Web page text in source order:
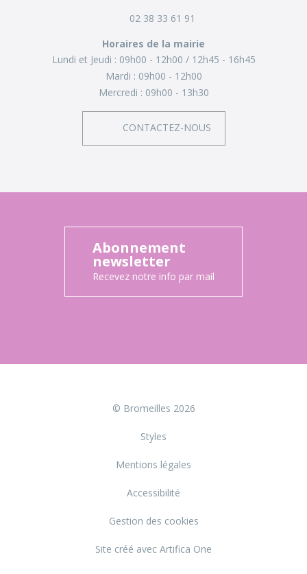
02 38 33 61 91
Horaires de la mairie
Lundi et Jeudi : 09h00 - 12h00
12h45 - 16h45
Mardi : 09h00 - 12h00
Mercredi : 09h00 - 13h30
CONTACTEZ-NOUS
Abonnement
newsletter
Recevez notre info par mail
© Bromeilles 2026
Styles
Mentions légales
Accessibilité
Gestion des cookies
Site créé avec Artifica One